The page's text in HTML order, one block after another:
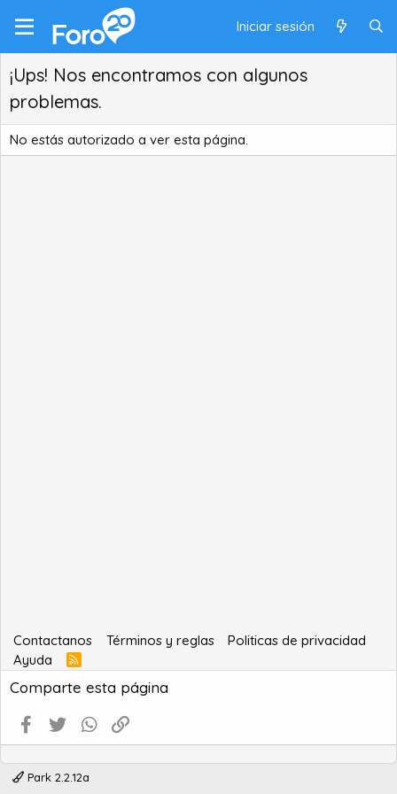
Iniciar sesión
¡Ups! Nos encontramos con algunos
problemas.
No estás autorizado a ver esta página.
Contactanos Términos y reglas
Politicas de privacidad
Ayuda
R
S
S
Comparte esta página
Facebook
Twitter WhatsApp
Park 2.2.12a